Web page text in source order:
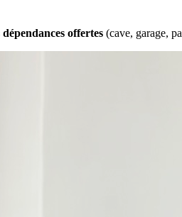
dépendances offertes (cave, garage,